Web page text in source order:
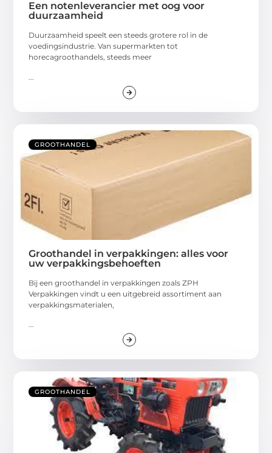
Een notenleverancier met oog voor
duurzaamheid
Duurzaamheid speelt een steeds grotere rol in de
voedingsindustrie. Van supermarkten tot
horecagroothandels, steeds meer
GROOTHANDEL
Groothandel in verpakkingen: alles voor
uw verpakkingsbehoeften
Bij een groothandel in verpakkingen zoals ZPH
Verpakkingen vindt u een uitgebreid assortiment aan
verpakkingsmaterialen,
GROOTHANDEL